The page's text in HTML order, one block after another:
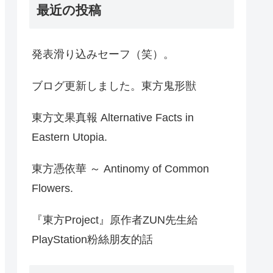
最近の投稿
発表滑り込みセーフ（笑）。
ブログ更新しました。東方鬼形獣
東方文果真報 Alternative Facts in
Eastern Utopia.
東方憑依華 ～ Antinomy of Common
Flowers.
『東方Project』原作者ZUN先生給
PlayStation粉絲朋友的話